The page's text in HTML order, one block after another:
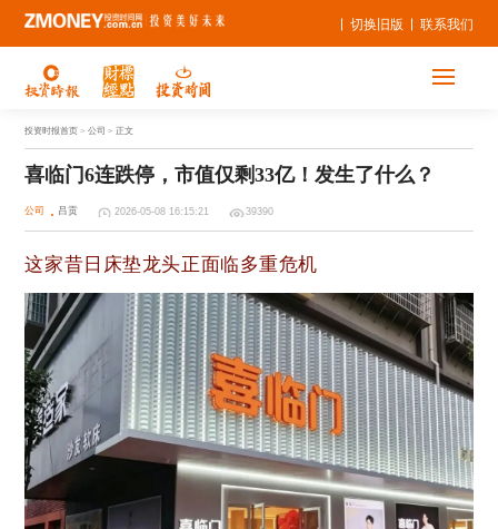
联系我们
切换旧版
投资时报首页 > 公司 > 正文
喜临门6连跌停，市值仅剩33亿！发生了什么？
公司 吕贡 2026-05-08 16:15:21 39390
这家昔日床垫龙头正面临多重危机